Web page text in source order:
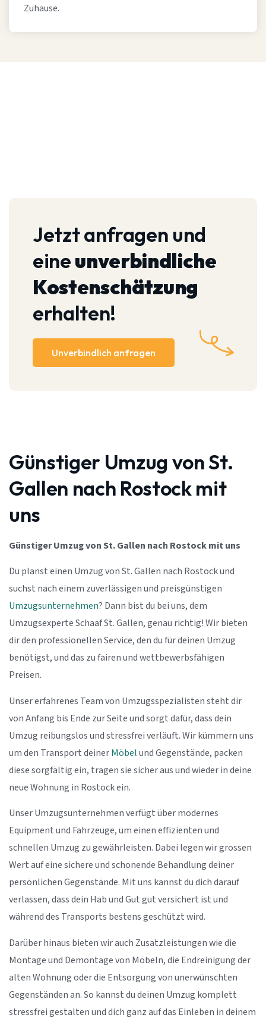
Zuhause.
Jetzt anfragen und
eineunverbindliche
Kostenschätzung
erhalten!
Unverbindlich anfragen
Günstiger Umzug von St.
Gallen nach Rostock mit
uns
Günstiger Umzug von St. Gallen nach Rostock mit uns
Du planst einen Umzug von St. Gallen nach Rostock und
suchst nach einem zuverlässigen und preisgünstigen
Umzugsunternehmen? Dann bist du bei uns, dem
Umzugsexperte Schaaf St. Gallen, genau richtig! Wir bieten
dir den professionellen Service, den du für deinen Umzug
benötigst, und das zu fairen und wettbewerbsfähigen
Preisen.
Unser erfahrenes Team von Umzugsspezialisten steht dir
von Anfang bis Ende zur Seite und sorgt dafür, dass dein
Umzug reibungslos und stressfrei verläuft. Wir kümmern uns
um den Transport deinerMöbelund Gegenstände, packen
diese sorgfältig ein, tragen sie sicher aus und wieder in deine
neue Wohnung in Rostock ein.
Unser Umzugsunternehmen verfügt über modernes
Equipment und Fahrzeuge, um einen effizienten und
schnellen Umzug zu gewährleisten. Dabei legen wir grossen
Wert auf eine sichere und schonende Behandlung deiner
persönlichen Gegenstände. Mit uns kannst du dich darauf
verlassen, dass dein Hab und Gut gut versichert ist und
während des Transports bestens geschützt wird.
Darüber hinaus bieten wir auch Zusatzleistungen wie die
Montage und Demontage von Möbeln, die Endreinigung der
alten Wohnung oder die Entsorgung von unerwünschten
Gegenständen an. So kannst du deinen Umzug komplett
stressfrei gestalten und dich ganz auf das Einleben in deinem